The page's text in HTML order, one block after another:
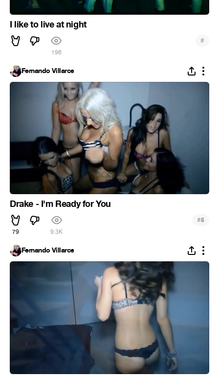
I like to live at night
196
#
Fernando Villarce
Drake - I'm Ready for You
79 9.3K
#5
Fernando Villarce